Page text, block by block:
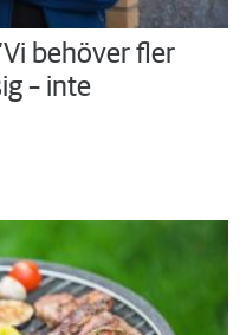
behöver fler
– inte